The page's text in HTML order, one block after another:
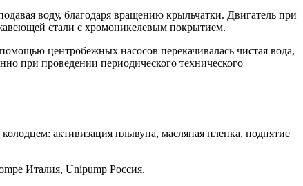
воду, благодаря вращению крыльчатки. Двигатель при
стали с хромоникелевым покрытием.
центробежных насосов перекачивалась чистая вода,
при проведении периодического технического
активизация плывуна, масляная пленка, поднятие
Италия, Unipump Россия.